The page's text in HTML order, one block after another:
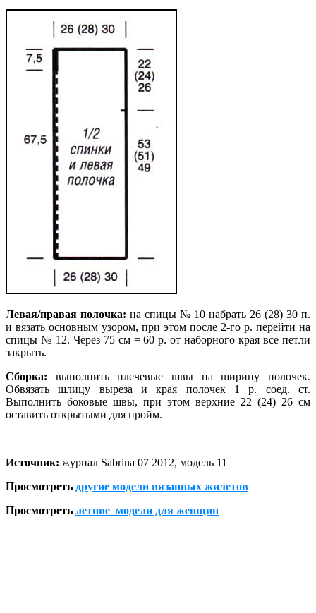
Левая/правая полочка: на спицы № 10 набрать 26 (28) 30 п.
и вязать основным узором, при этом после 2-го р. перейти на
спицы № 12. Через 75 см = 60 р. от наборного края все петли
закрыть.
Сборка: выполнить плечевые швы на ширину полочек.
Обвязать шлицу выреза и края полочек 1 р. соед. ст.
Выполнить боковые швы, при этом верхние 22 (24) 26 см
оставить открытыми для пройм.
Источник: журнал Sabrina 07 2012, модель 11
Просмотреть другие модели вязанных жилетов
Просмотреть летние модели для женщин